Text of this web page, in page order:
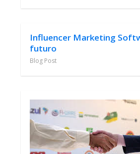
Influencer Marketing
futuro
Blog Post